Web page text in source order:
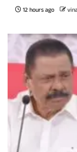
12 hours ago